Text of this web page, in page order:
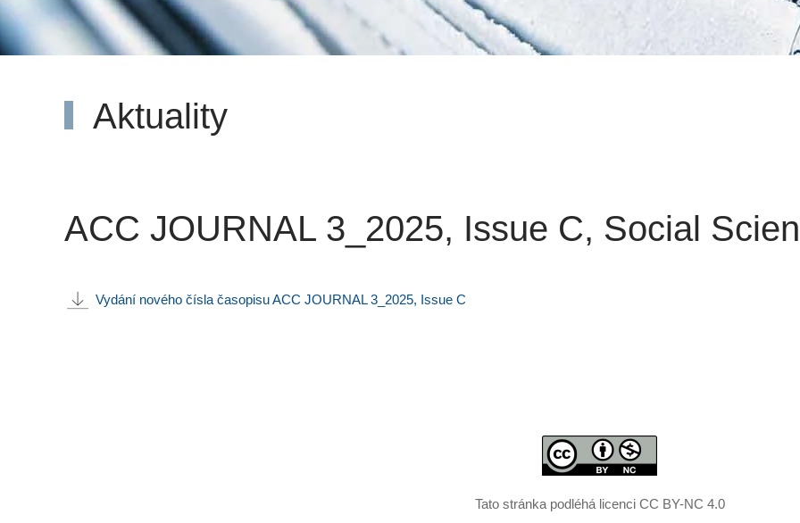
Aktuality
ACC JOURNAL 3_2025, Issue C, Social
Vydání nového čísla časopisu ACC JOURNAL 3_2025, Issue C
Tato stránka podléhá licenci CC BY-NC 4.0